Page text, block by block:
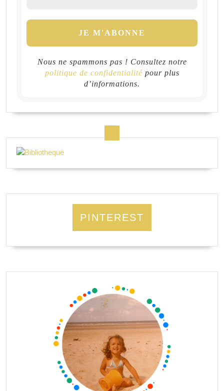
Nous ne spammons pas ! Consultez notre
politique de confidentialitépour plus
d’informations.
PINTEREST